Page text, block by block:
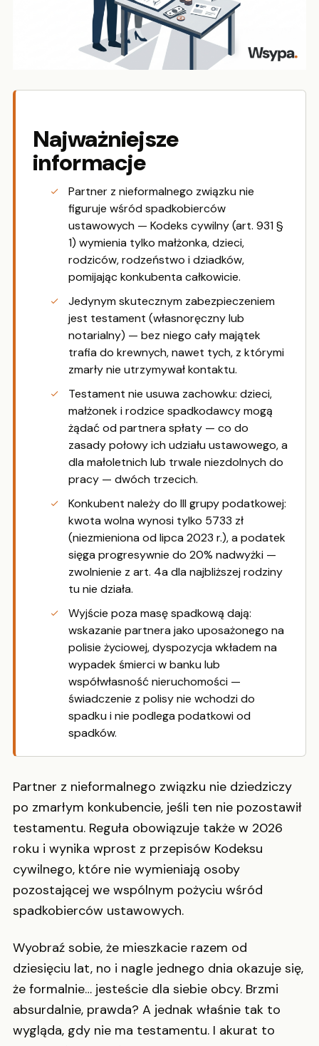
Najważniejsze
informacje
Partner z nieformalnego związku nie
figuruje wśród spadkobierców
ustawowych — Kodeks cywilny (art. 931 §
1) wymienia tylko małżonka, dzieci,
rodziców, rodzeństwo i dziadków,
pomijając konkubenta całkowicie.
Jedynym skutecznym zabezpieczeniem
jest testament (własnoręczny lub
notarialny) — bez niego cały majątek
trafia do krewnych, nawet tych, z którymi
zmarły nie utrzymywał kontaktu.
Testament nie usuwa zachowku: dzieci,
małżonek i rodzice spadkodawcy mogą
żądać od partnera spłaty — co do
zasady połowy ich udziału ustawowego, a
dla małoletnich lub trwale niezdolnych do
pracy — dwóch trzecich.
Konkubent należy do III grupy podatkowej:
kwota wolna wynosi tylko 5733 zł
(niezmieniona od lipca 2023 r.), a podatek
sięga progresywnie do 20% nadwyżki —
zwolnienie z art. 4a dla najbliższej rodziny
tu nie działa.
Wyjście poza masę spadkową dają:
wskazanie partnera jako uposażonego na
polisie życiowej, dyspozycja wkładem na
wypadek śmierci w banku lub
współwłasność nieruchomości —
świadczenie z polisy nie wchodzi do
spadku i nie podlega podatkowi od
spadków.
Partner z nieformalnego związku nie dziedziczy
po zmarłym konkubencie, jeśli ten nie pozostawił
testamentu. Reguła obowiązuje także w 2026
roku i wynika wprost z przepisów Kodeksu
cywilnego, które nie wymieniają osoby
pozostającej we wspólnym pożyciu wśród
spadkobierców ustawowych.
Wyobraź sobie, że mieszkacie razem od
dziesięciu lat, no i nagle jednego dnia okazuje się,
że formalnie… jesteście dla siebie obcy. Brzmi
absurdalnie, prawda? A jednak właśnie tak to
wygląda, gdy nie ma testamentu. I akurat to